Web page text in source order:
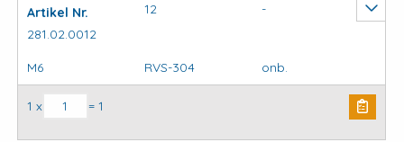
Artikel Nr.
281.02.0012
12 -
M6 RVS-304 onb.
Krambeugels standaard aantal
1 x = 1